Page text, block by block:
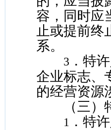
容，同时应
止或提前终
系。
3 ．特
企业标志、
的经营资源
（三）特
1 ．特